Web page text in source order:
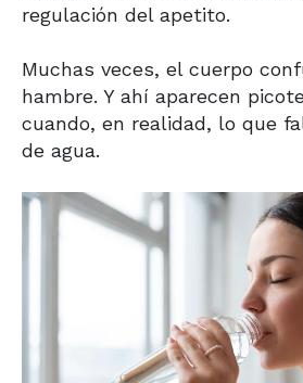
regulación del apetito.
Muchas veces, el cuerpo
hambre. Y ahí aparecen
cuando, en realidad, lo que
de agua.